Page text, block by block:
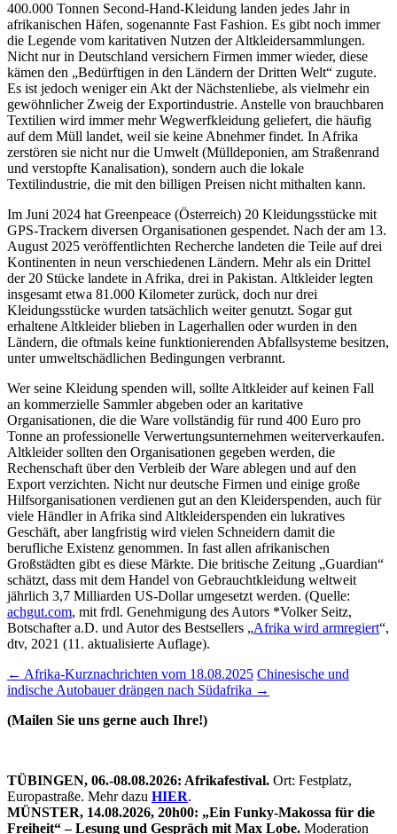
400.000 Tonnen Second-Hand-Kleidung landen jedes Jahr in
afrikanischen Häfen, sogenannte Fast Fashion. Es gibt noch immer
die Legende vom karitativen Nutzen der Altkleidersammlungen.
Nicht nur in Deutschland versichern Firmen immer wieder, diese
kämen den „Bedürftigen in den Ländern der Dritten Welt“ zugute.
Es ist jedoch weniger ein Akt der Nächstenliebe, als vielmehr ein
gewöhnlicher Zweig der Exportindustrie. Anstelle von brauchbaren
Textilien wird immer mehr Wegwerfk­leidung geliefert, die häufig
auf dem Müll landet, weil sie keine Abnehmer findet. In Afrika
zerstören sie nicht nur die Umwelt (Mülldeponien, am Straßenrand
und verstopfte Kanalisation), sondern auch die lokale
Textilindustrie, die mit den billigen Preisen nicht mithalten kann.
Im Juni 2024 hat Greenpeace (Österreich) 20 Kleidungsstücke mit
GPS‑Trackern diversen Organisationen gespendet. Nach der am 13.
August 2025 veröffentlichten Recherche landeten die Teile auf drei
Kontinenten in neun verschiedenen Ländern. Mehr als ein Drittel
der 20 Stücke landete in Afrika, drei in Pakistan. Altkleider legten
insgesamt etwa 81.000 Kilometer zurück, doch nur drei
Kleidungsstücke wurden tatsächlich weiter genutzt. Sogar gut
erhaltene Altkleider blieben in Lagerhallen oder wurden in den
Ländern, die oftmals keine funktionierenden Abfallsysteme besitzen,
unter umweltschädlichen Bedingungen verbrannt.
Wer seine Kleidung spenden will, sollte Altkleider auf keinen Fall
an kommerzielle Sammler abgeben oder an karitative
Organisationen, die die Ware vollständig für rund 400 Euro pro
Tonne an professionelle Verwertungsunternehmen weiterverkaufen.
Altkleider sollten den Organisationen gegeben werden, die
Rechenschaft über den Verbleib der Ware ablegen und auf den
Export verzichten. Nicht nur deutsche Firmen und einige große
Hilfsorganisationen verdienen gut an den Kleiderspenden, auch für
viele Händler in Afrika sind Altkleiderspenden ein lukratives
Geschäft, aber langfristig wird vielen Schneidern damit die
berufliche Existenz genommen. In fast allen afrikanischen
Großstädten gibt es diese Märkte. Die britische Zeitung „Guardian“
schätzt, dass mit dem Handel von Gebrauchtkleidung weltweit
jährlich 3,7 Milliarden US-Dollar umgesetzt werden. (Quelle:
achgut.com, mit frdl. Genehmigung des Autors *Volker Seitz,
Botschafter a.D. und Autor des Bestsellers „Afrika wird armregiert“,
dtv, 2021 (11. aktualisierte Auflage).
Beitragsnavigation
← Afrika-Kurznachrichten vom 18.08.2025 Chinesische und
indische Autobauer drängen nach Südafrika →
(Mailen Sie uns gerne auch Ihre!)
TÜBINGEN, 06.-08.08.2026: Afrikafestival. Ort: Festplatz,
Europastraße. Mehr dazu HIER.
MÜNSTER, 14.08.2026, 20h00: „Ein Funky-Makossa für die
Freiheit“ – Lesung und Gespräch mit Max Lobe. Moderation